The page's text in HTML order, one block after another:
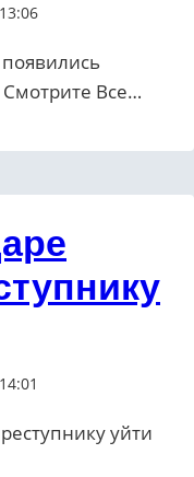
Все…
уйти